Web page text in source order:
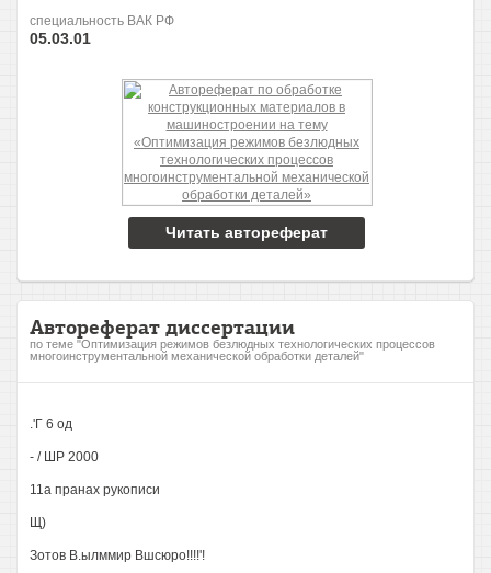
специальность ВАК РФ
05.03.01
Читать автореферат
Автореферат диссертации
по теме "Оптимизация режимов безлюдных технологических процессов
многоинструментальной механической обработки деталей"
.'Г 6 од
- / ШР 2000
11а пранах рукописи
Щ)
Зотов В.ылммир Вшсюро!!!!'!